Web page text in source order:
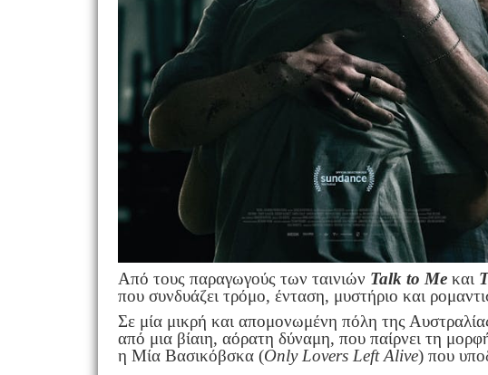
Από τους παραγωγούς των ταινιών Talk to Meκαι
που συνδυάζει τρόμο, ένταση, μυστήριο και
Σε μία μικρή και απομονωμένη πόλη της
από μια βίαιη, αόρατη δύναμη, που παίρνει τη
η Μία Βασικόβσκα (Only Lovers Left Alive) που